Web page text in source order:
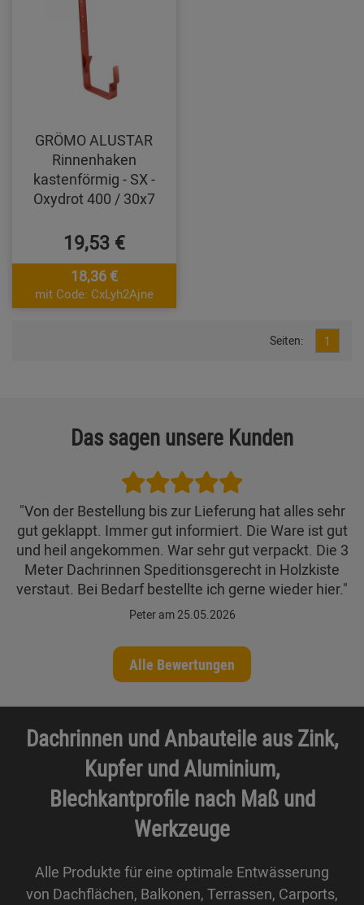
GRÖMO ALUSTAR
Rinnenhaken
kastenförmig - SX -
Oxydrot 400 / 30x7
19,53 €
18,36 €
mit Code: CxLyh2Ajne
Seiten: 1
Das sagen unsere Kunden
"Von der Bestellung bis zur Lieferung hat alles sehr
gut geklappt. Immer gut informiert. Die Ware ist gut
und heil angekommen. War sehr gut verpackt. Die 3
Meter Dachrinnen Speditionsgerecht in Holzkiste
verstaut. Bei Bedarf bestellte ich gerne wieder hier."
Peter am 25.05.2026
Alle Bewertungen
Dachrinnen und Anbauteile aus Zink,
Kupfer und Aluminium,
Blechkantprofile nach Maß und
Werkzeuge
Alle Produkte für eine optimale Entwässerung
von Dachflächen, Balkonen, Terrassen, Carports,